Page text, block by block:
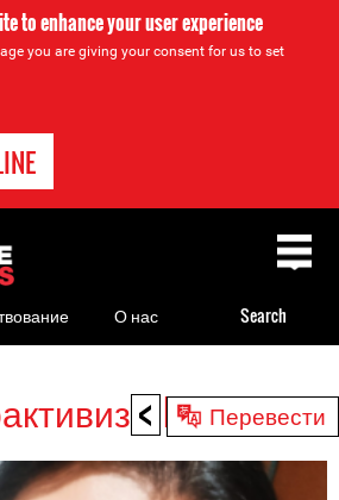
to enhance your user experience
you are giving your consent for us to set
< Перевести
HRDs
О нас Search